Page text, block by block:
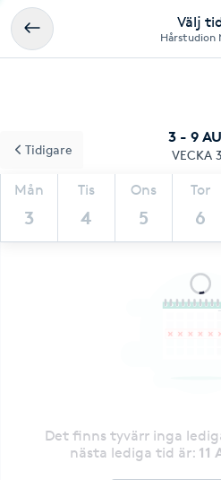
Välj
Hårstudion
3 - 9
VECKA
Mån
3
Tis
4
Ons
5
Tor
6
Tidigare
Det finns tyvärr inga
nästa lediga tid är: 11